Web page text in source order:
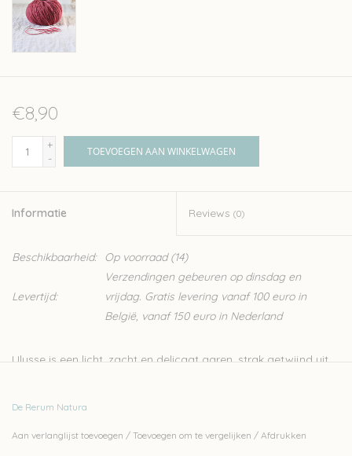
€8,90
+
-
TOEVOEGEN AAN WINKELWAGEN
Informatie Reviews (0)
Beschikbaarheid: Op voorraad(14)
Levertijd:
Verzendingen gebeuren op dinsdag en
vrijdag. Gratis levering vanaf 100 euro in
België, vanaf 150 euro in Nederland
Ulysse is een licht, zacht en delicaat garen, strak getwijnd uit
De Rerum Natura
Aan verlanglijst toevoegen / Toevoegen om te vergelijken / Afdrukken